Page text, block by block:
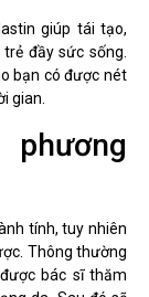
giúp tái tạo,
đầy sức sống.
bạn có được nét
gian.
tính, tuy nhiên
Thông thường
bác sĩ thăm